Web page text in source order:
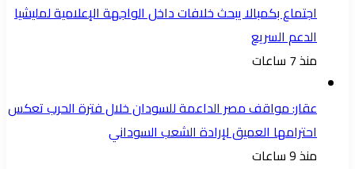
اجتماع بكمبالا يبحث خلافات داخل الواجهة الإعلامية لمليشيا
الدعم السريع
منذ 7 ساعات
عقار: مواقف مصر الداعمة للسودان خلال فترة الحرب تعكس
احترامها العميق لإرادة الشعب السوداني
منذ 9 ساعات